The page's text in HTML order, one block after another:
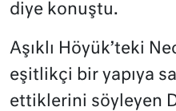
diye konuştu.
Aşıklı Höyük’teki
eşitlikçi bir yapıya
ettiklerini söyleyen